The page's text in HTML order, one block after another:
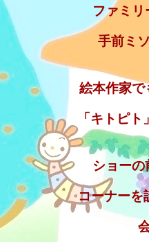
ファミリ
手前ミ
絵本作家で
「キトピト
ショー
コーナー